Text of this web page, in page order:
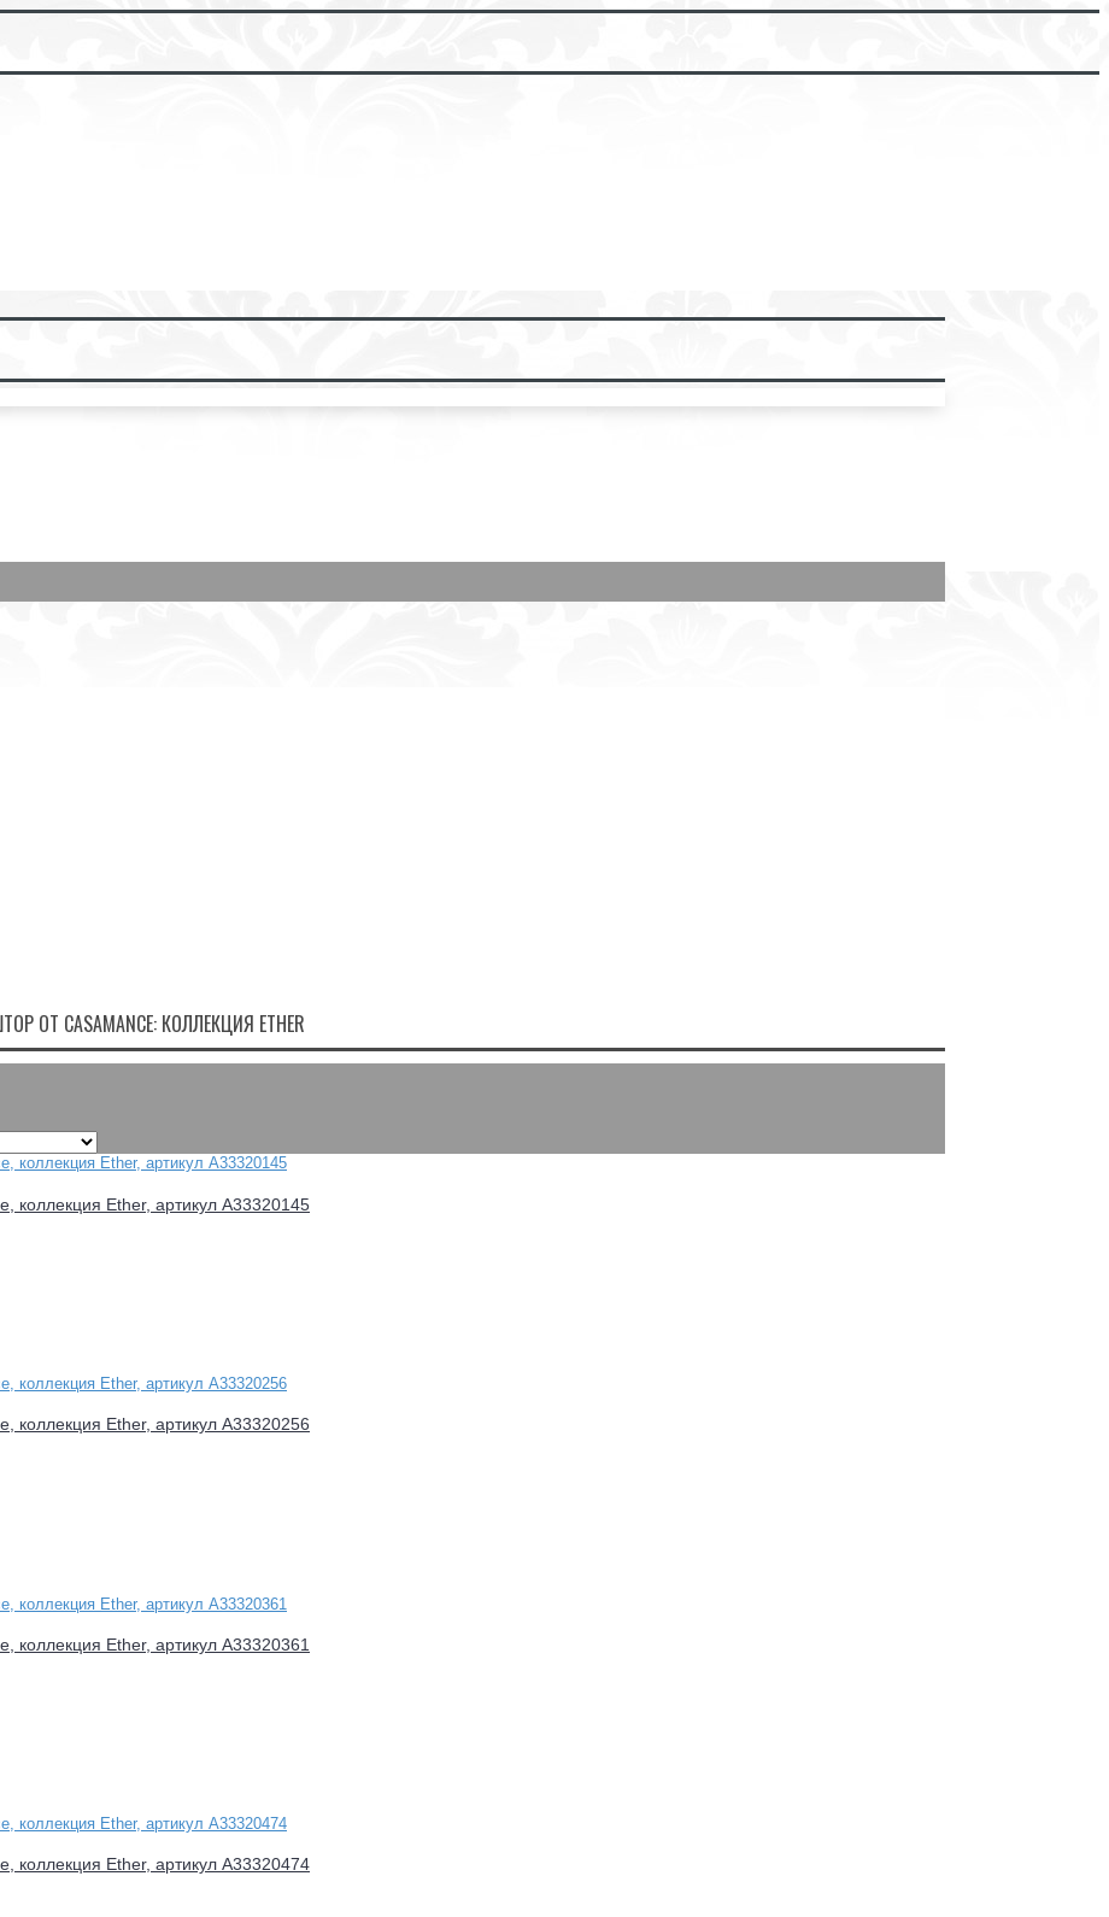
ОТ CASAMANCE: КОЛЛЕКЦИЯ ETHER
коллекция Ether, артикул A33320145
коллекция Ether, артикул A33320256
коллекция Ether, артикул A33320361
коллекция Ether, артикул A33320474